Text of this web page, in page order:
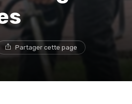
Partager cette page